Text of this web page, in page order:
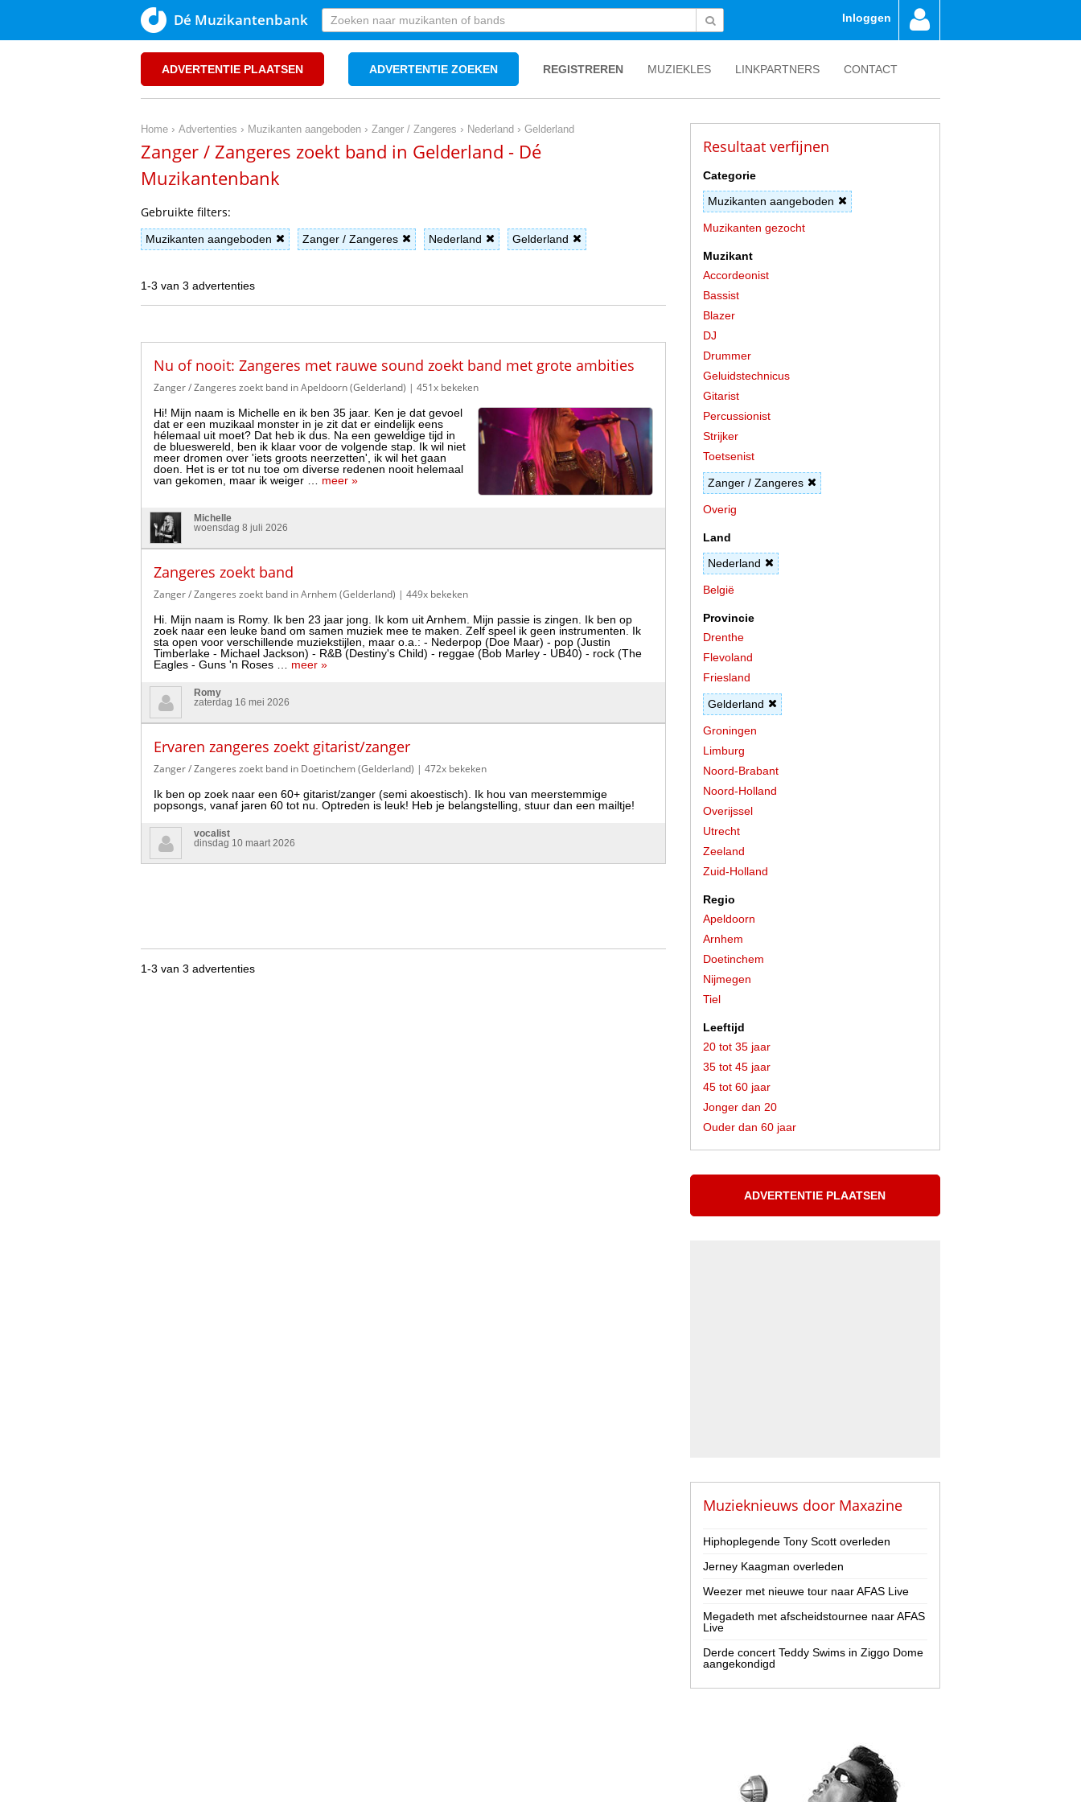
Dé Muzikantenbank Inloggen
ADVERTENTIE PLAATSEN ADVERTENTIE ZOEKEN REGISTREREN MUZIEKLES LINKPARTNERS CONTACT
Home › Advertenties › Muzikanten aangeboden › Zanger / Zangeres › Nederland › Gelderland
Zanger / Zangeres zoekt band in Gelderland - Dé
Muzikantenbank
Gebruikte filters:
Muzikanten aangeboden Zanger / Zangeres Nederland Gelderland
1-3 van 3 advertenties
Nu of nooit: Zangeres met rauwe sound zoekt band met grote ambities
Zanger / Zangeres zoekt band in Apeldoorn (Gelderland) | 451x bekeken
Hi! Mijn naam is Michelle en ik ben 35 jaar. Ken je dat gevoel
dat er een muzikaal monster in je zit dat er eindelijk eens
hélemaal uit moet? Dat heb ik dus. Na een geweldige tijd in
de blueswereld, ben ik klaar voor de volgende stap. Ik wil niet
meer dromen over 'iets groots neerzetten', ik wil het gaan
doen. Het is er tot nu toe om diverse redenen nooit helemaal
van gekomen, maar ik weiger … meer »
Michelle
woensdag 8 juli 2026
Zangeres zoekt band
Zanger / Zangeres zoekt band in Arnhem (Gelderland) | 449x bekeken
Hi. Mijn naam is Romy. Ik ben 23 jaar jong. Ik kom uit Arnhem. Mijn passie is zingen. Ik ben op
zoek naar een leuke band om samen muziek mee te maken. Zelf speel ik geen instrumenten. Ik
sta open voor verschillende muziekstijlen, maar o.a.: - Nederpop (Doe Maar) - pop (Justin
Timberlake - Michael Jackson) - R&B (Destiny's Child) - reggae (Bob Marley - UB40) - rock (The
Eagles - Guns 'n Roses … meer »
Romy
zaterdag 16 mei 2026
Ervaren zangeres zoekt gitarist/zanger
Zanger / Zangeres zoekt band in Doetinchem (Gelderland) | 472x bekeken
Ik ben op zoek naar een 60+ gitarist/zanger (semi akoestisch). Ik hou van meerstemmige
popsongs, vanaf jaren 60 tot nu. Optreden is leuk! Heb je belangstelling, stuur dan een mailtje!
vocalist
dinsdag 10 maart 2026
1-3 van 3 advertenties
Resultaat verfijnen
Categorie
Muzikanten aangeboden
Muzikanten gezocht
Muzikant
Accordeonist
Bassist
Blazer
DJ
Drummer
Geluidstechnicus
Gitarist
Percussionist
Strijker
Toetsenist
Zanger / Zangeres
Overig
Land
Nederland
België
Provincie
Drenthe
Flevoland
Friesland
Gelderland
Groningen
Limburg
Noord-Brabant
Noord-Holland
Overijssel
Utrecht
Zeeland
Zuid-Holland
Regio
Apeldoorn
Arnhem
Doetinchem
Nijmegen
Tiel
Leeftijd
20 tot 35 jaar
35 tot 45 jaar
45 tot 60 jaar
Jonger dan 20
Ouder dan 60 jaar
ADVERTENTIE PLAATSEN
Muzieknieuws door Maxazine
Hiphoplegende Tony Scott overleden
Jerney Kaagman overleden
Weezer met nieuwe tour naar AFAS Live
Megadeth met afscheidstournee naar AFAS
Live
Derde concert Teddy Swims in Ziggo Dome
aangekondigd